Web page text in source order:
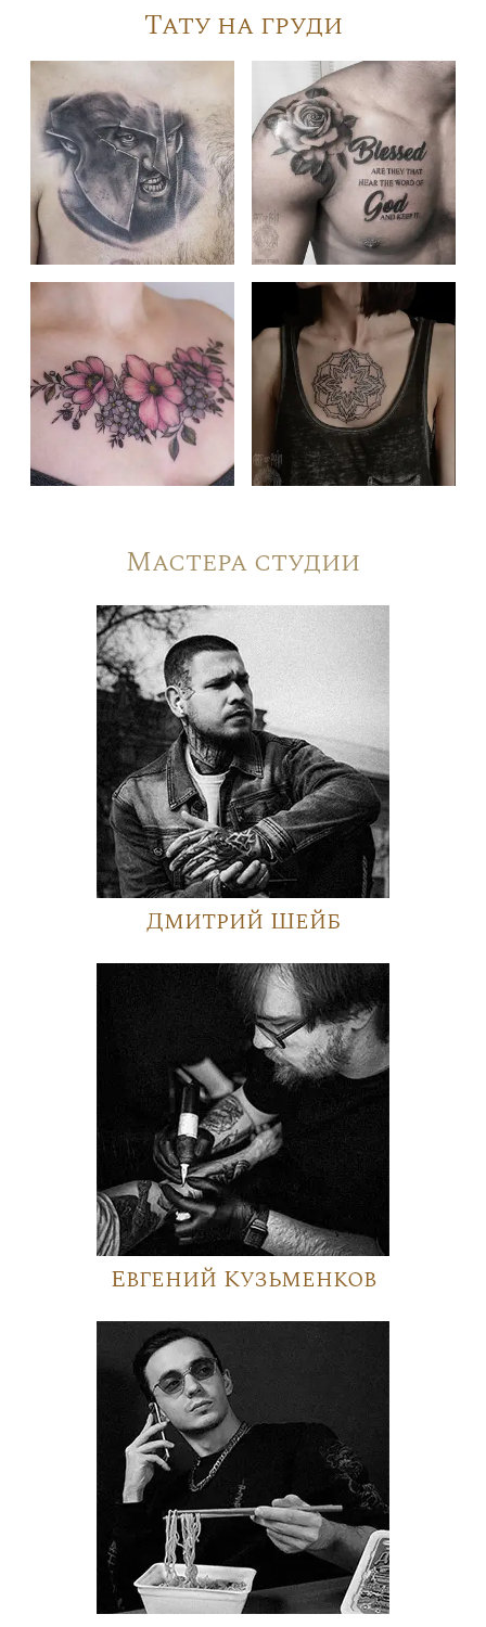
Тату на груди
Мастера студии
Дмитрий Шейб
Евгений Кузьменков